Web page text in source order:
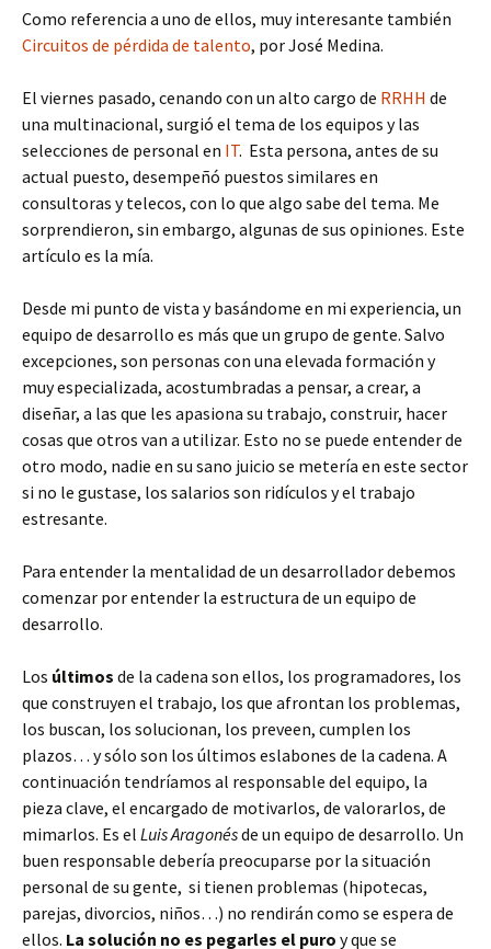
Como referencia a uno de ellos, muy interesante también
Circuitos de pérdida de talento, por José Medina.
El viernes pasado, cenando con un alto cargo de RRHH de
una multinacional, surgió el tema de los equipos y las
selecciones de personal en IT. Esta persona, antes de su
actual puesto, desempeñó puestos similares en
consultoras y telecos, con lo que algo sabe del tema. Me
sorprendieron, sin embargo, algunas de sus opiniones. Este
artículo es la mía.
Desde mi punto de vista y basándome en mi experiencia, un
equipo de desarrollo es más que un grupo de gente. Salvo
excepciones, son personas con una elevada formación y
muy especializada, acostumbradas a pensar, a crear, a
diseñar, a las que les apasiona su trabajo, construir, hacer
cosas que otros van a utilizar. Esto no se puede entender de
otro modo, nadie en su sano juicio se metería en este sector
si no le gustase, los salarios son ridículos y el trabajo
estresante.
Para entender la mentalidad de un desarrollador debemos
comenzar por entender la estructura de un equipo de
desarrollo.
Los últimos de la cadena son ellos, los programadores, los
que construyen el trabajo, los que afrontan los problemas,
los buscan, los solucionan, los preveen, cumplen los
plazos… y sólo son los últimos eslabones de la cadena. A
continuación tendríamos al responsable del equipo, la
pieza clave, el encargado de motivarlos, de valorarlos, de
mimarlos. Es el Luis Aragonésde un equipo de desarrollo. Un
buen responsable debería preocuparse por la situación
personal de su gente, si tienen problemas (hipotecas,
parejas, divorcios, niños…) no rendirán como se espera de
ellos. La solución no es pegarles el puro y que se